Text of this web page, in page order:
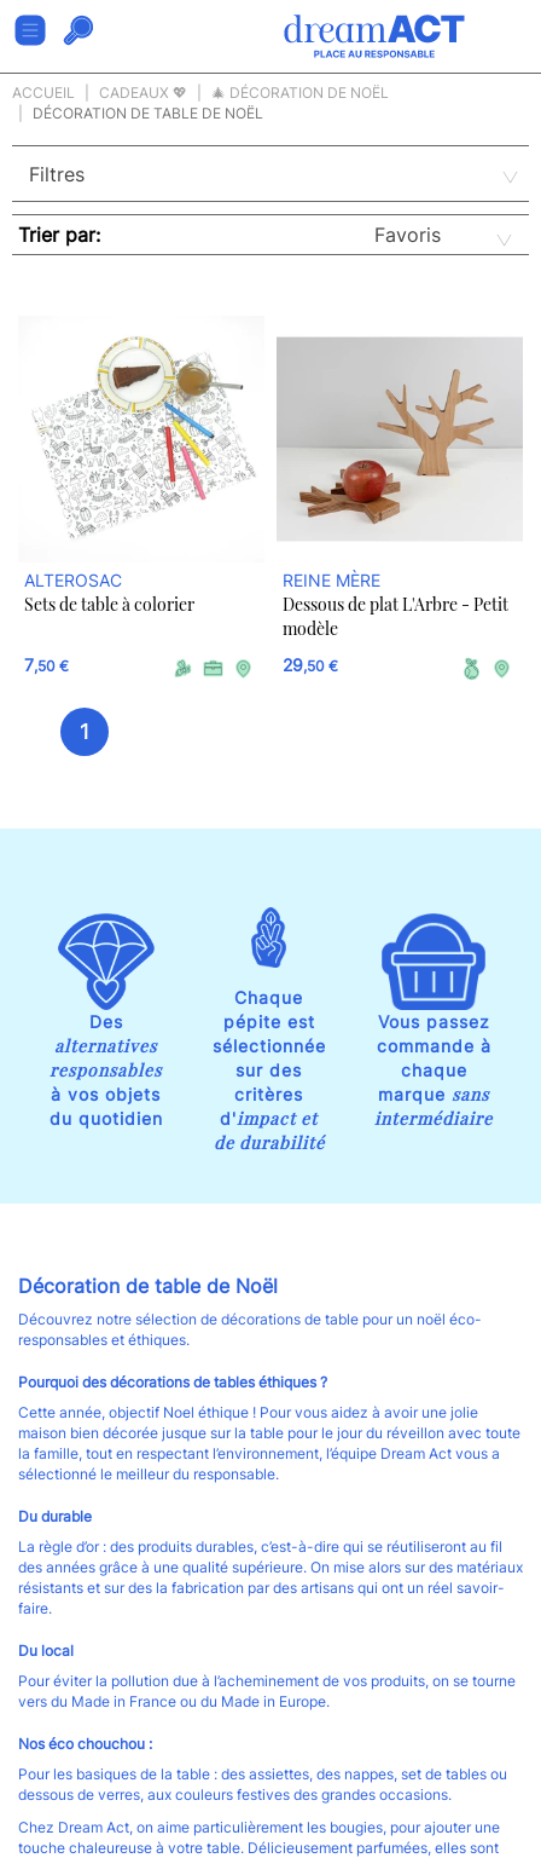
ACCUEIL CADEAUX 💖
🎄 DÉCORATION DE NOËL
DÉCORATION DE TABLE DE NOËL
Trier par:
ALTEROSAC
Sets de table à colorier
7,50 €
REINE MÈRE
Dessous de plat L'Arbre - Petit
modèle
29,50 €
1
Des
alternatives
responsables
à vos objets
du quotidien
Chaque
pépite est
sélectionnée
sur des
critères
d'impact et
de durabilité
Vous passez
commande à
chaque
marque sans
intermédiaire
Décoration de table de Noël
Découvrez notre sélection de décorations de table pour un noël éco-
responsables et éthiques.
Pourquoi des décorations de tables éthiques ?
Cette année, objectif Noel éthique ! Pour vous aidez à avoir une jolie
maison bien décorée jusque sur la table pour le jour du réveillon avec toute
la famille, tout en respectant l’environnement, l’équipe Dream Act vous a
sélectionné le meilleur du responsable.
Du durable
La règle d’or : des produits durables, c’est-à-dire qui se réutiliseront au fil
des années grâce à une qualité supérieure. On mise alors sur des matériaux
résistants et sur des la fabrication par des artisans qui ont un réel savoir-
faire.
Du local
Pour éviter la pollution due à l’acheminement de vos produits, on se tourne
vers du Made in France ou du Made in Europe.
Nos éco chouchou :
Pour les basiques de la table : des assiettes, des nappes, set de tables ou
dessous de verres, aux couleurs festives des grandes occasions.
Chez Dream Act, on aime particulièrement les bougies, pour ajouter une
touche chaleureuse à votre table. Délicieusement parfumées, elles sont